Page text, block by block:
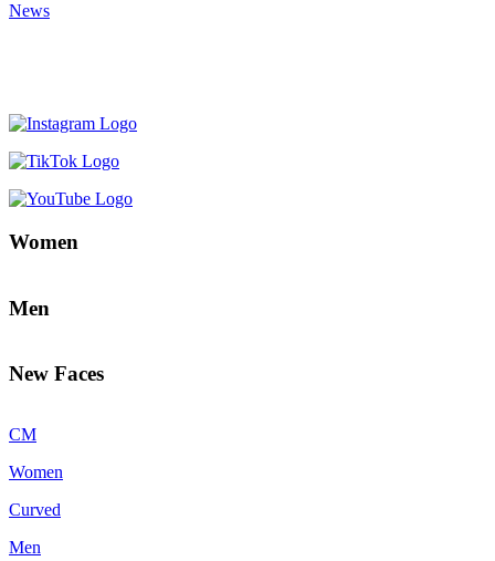
News
Women
Men
New Faces
CM
Women
Curved
Men